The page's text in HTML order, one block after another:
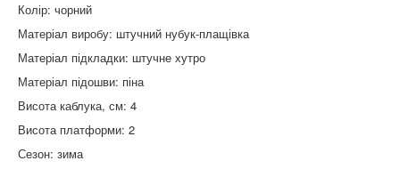
Колір: чорний
Матеріал виробу: штучний нубук-плащівка
Матеріал підкладки: штучне хутро
Матеріал підошви: піна
Висота каблука, см: 4
Висота платформи: 2
Сезон: зима